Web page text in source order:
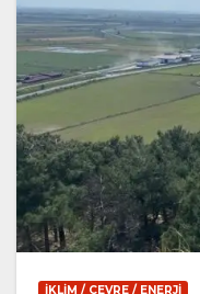
İKLIM / ÇEVRE / ENERJI